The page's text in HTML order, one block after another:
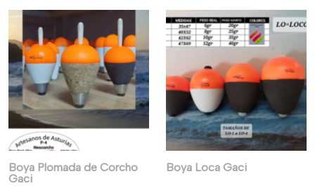
Boya Plomada de Corcho
Gaci
Boya Loca Gaci